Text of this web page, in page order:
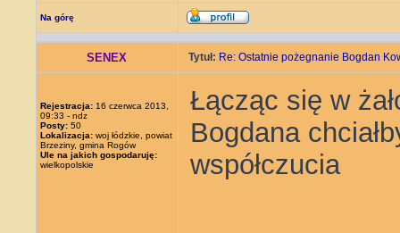
Na górę
SENEX Tytuł: Re: Ostatnie pożegnanie Bogdan
Rejestracja: 16 czerwca 2013,
09:33 - ndz
Posty: 50
Lokalizacja: woj łódzkie, powiat
Brzeziny, gmina Rogów
Ule na jakich gospodaruję:
wielkopolskie
Łącząc się w
Bogdana
współczucia